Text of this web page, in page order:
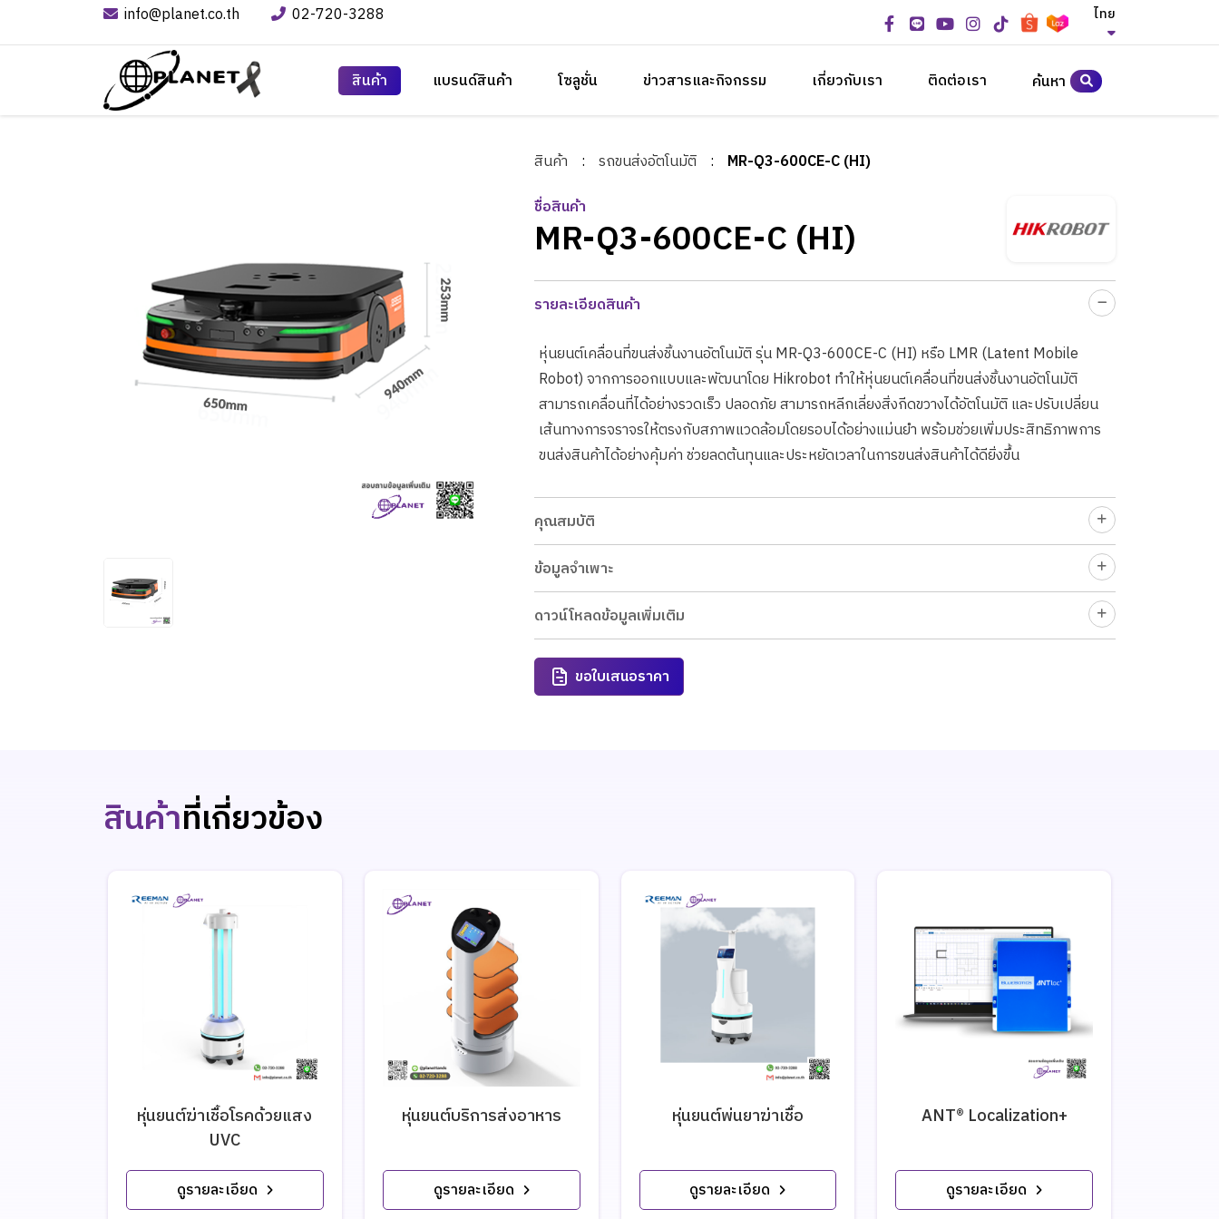
info@planet.co.th 02-720-3288 ไทย
สินค้า แบรนด์สินค้า โซลูชั่น ข่าวสารและกิจกรรม เกี่ยวกับเรา ติดต่อเรา ค้นหา
สินค้า : รถขนส่งอัตโนมัติ :
MR-Q3-600CE-C (HI)
ชื่อสินค้า
MR-Q3-600CE-C (HI)
รายละเอียดสินค้า
หุ่นยนต์เคลื่อนที่ขนส่งชิ้นงานอัตโนมัติ รุ่น MR-Q3-600CE-C (HI) หรือ LMR (Latent Mobile
Robot) จากการออกแบบและพัฒนาโดย Hikrobot ทำให้หุ่นยนต์เคลื่อนที่ขนส่งชิ้นงานอัตโนมัติ
สามารถเคลื่อนที่ได้อย่างรวดเร็ว ปลอดภัย สามารถหลีกเลี่ยงสิ่งกีดขวางได้อัตโนมัติ และปรับเปลี่ยน
เส้นทางการจราจรให้ตรงกับสภาพแวดล้อมโดยรอบได้อย่างแม่นยำ พร้อมช่วยเพิ่มประสิทธิภาพการ
ขนส่งสินค้าได้อย่างคุ้มค่า ช่วยลดต้นทุนและประหยัดเวลาในการขนส่งสินค้าได้ดียิ่งขึ้น
คุณสมบัติ
ข้อมูลจำเพาะ
ดาวน์โหลดข้อมูลเพิ่มเติม
ขอใบเสนอราคา
สินค้าที่เกี่ยวข้อง
ดูรายละเอียด
หุ่นยนต์ฆ่าเชื้อโรคด้วยแสง
UVC
ดูรายละเอียด
หุ่นยนต์บริการส่งอาหาร
ดูรายละเอียด
หุ่นยนต์พ่นยาฆ่าเชื้อ
ดูรายละเอียด
ANT® Localization+